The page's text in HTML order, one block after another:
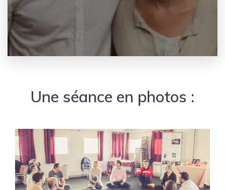
Une séance en photos :